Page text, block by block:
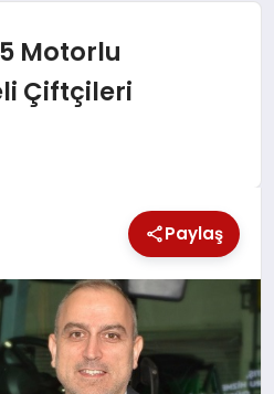
Motorlu
Çiftçileri
Paylaş